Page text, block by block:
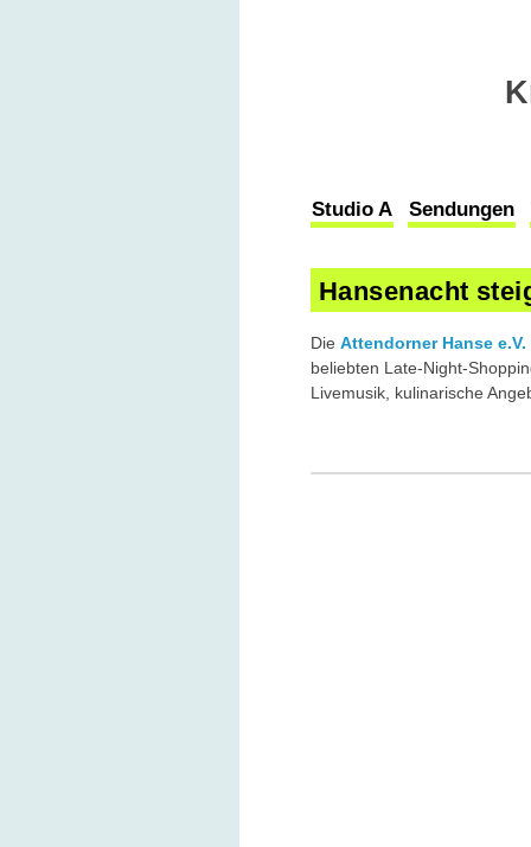
Studio A Sendungen
Hansenacht
Die Attendorner Hanse e.V.
beliebten Late-Night-
Livemusik, kulinarische